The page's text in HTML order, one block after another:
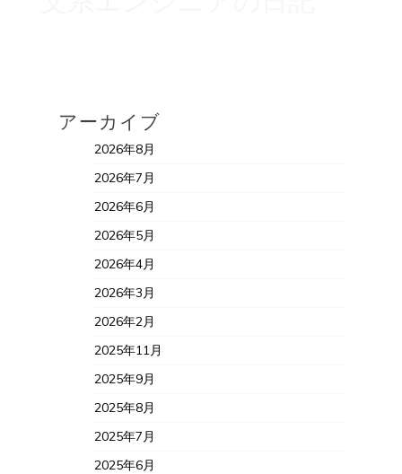
アーカイブ
2026年8月
2026年7月
2026年6月
2026年5月
2026年4月
2026年3月
2026年2月
2025年11月
2025年9月
2025年8月
2025年7月
2025年6月